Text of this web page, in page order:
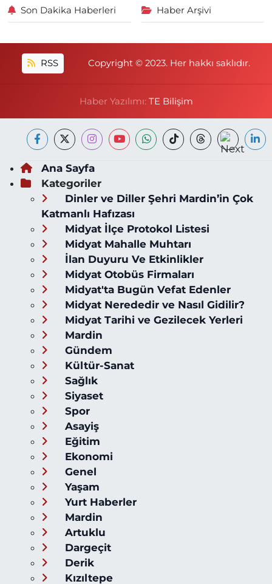
Son Dakika Haberleri Haber Arşivi
RSS Copyright © 2023. Her hakkı saklıdır.
Haber Yazılımı: TE Bilişim
Ana Sayfa
Kategoriler
Dinler ve Diller Şehri Mardin’in Çok
Katmanlı Hafızası
Midyat İlçe Protokol Listesi
Midyat Mahalle Muhtarı
İlan Duyuru Ve Etkinlikler
Midyat Otobüs Firmaları
Midyat'ta Bugün Vefat Edenler
Midyat Nerededir ve Nasıl Gidilir?
Midyat Tarihi ve Gezilecek Yerleri
Mardin
Gündem
Kültür-Sanat
Sağlık
Siyaset
Spor
Asayiş
Eğitim
Ekonomi
Genel
Yaşam
Yurt Haberler
Mardin
Artuklu
Dargeçit
Derik
Kızıltepe